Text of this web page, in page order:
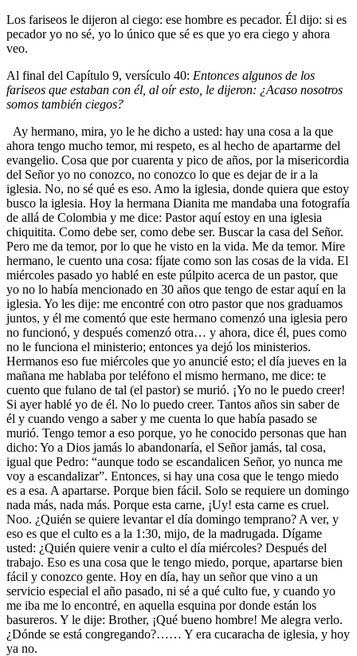
Los fariseos le dijeron al ciego: ese hombre es pecador. Él dijo: si es
pecador yo no sé, yo lo único que sé es que yo era ciego y ahora
veo.
Al final del Capítulo 9, versículo 40: Entonces algunos de los
fariseos que estaban con él, al oír esto, le dijeron: ¿Acaso nosotros
somos también ciegos?
Ay hermano, mira, yo le he dicho a usted: hay una cosa a la que
ahora tengo mucho temor, mi respeto, es al hecho de apartarme del
evangelio. Cosa que por cuarenta y pico de años, por la misericordia
del Señor yo no conozco, no conozco lo que es dejar de ir a la
iglesia. No, no sé qué es eso. Amo la iglesia, donde quiera que estoy
busco la iglesia. Hoy la hermana Dianita me mandaba una fotografía
de allá de Colombia y me dice: Pastor aquí estoy en una iglesia
chiquitita. Como debe ser, como debe ser. Buscar la casa del Señor.
Pero me da temor, por lo que he visto en la vida. Me da temor. Mire
hermano, le cuento una cosa: fíjate como son las cosas de la vida. El
miércoles pasado yo hablé en este púlpito acerca de un pastor, que
yo no lo había mencionado en 30 años que tengo de estar aquí en la
iglesia. Yo les dije: me encontré con otro pastor que nos graduamos
juntos, y él me comentó que este hermano comenzó una iglesia pero
no funcionó, y después comenzó otra… y ahora, dice él, pues como
no le funciona el ministerio; entonces ya dejó los ministerios.
Hermanos eso fue miércoles que yo anuncié esto; el día jueves en la
mañana me hablaba por teléfono el mismo hermano, me dice: te
cuento que fulano de tal (el pastor) se murió. ¡Yo no le puedo creer!
Si ayer hablé yo de él. No lo puedo creer. Tantos años sin saber de
él y cuando vengo a saber y me cuenta lo que había pasado se
murió. Tengo temor a eso porque, yo he conocido personas que han
dicho: Yo a Dios jamás lo abandonaría, el Señor jamás, tal cosa,
igual que Pedro: “aunque todo se escandalicen Señor, yo nunca me
voy a escandalizar”. Entonces, si hay una cosa que le tengo miedo
es a esa. A apartarse. Porque bien fácil. Solo se requiere un domingo
nada más, nada más. Porque esta carne, ¡Uy! esta carne es cruel.
Noo. ¿Quién se quiere levantar el día domingo temprano? A ver, y
eso es que el culto es a la 1:30, mijo, de la madrugada. Dígame
usted: ¿Quién quiere venir a culto el día miércoles? Después del
trabajo. Eso es una cosa que le tengo miedo, porque, apartarse bien
fácil y conozco gente. Hoy en día, hay un señor que vino a un
servicio especial el año pasado, ni sé a qué culto fue, y cuando yo
me iba me lo encontré, en aquella esquina por donde están los
basureros. Y le dije: Brother, ¡Qué bueno hombre! Me alegra verlo.
¿Dónde se está congregando?…… Y era cucaracha de iglesia, y hoy
ya no.